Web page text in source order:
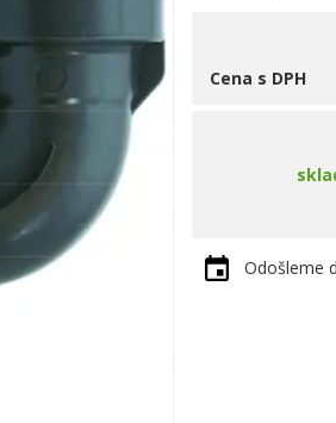
Cena s DPH
Odošleme